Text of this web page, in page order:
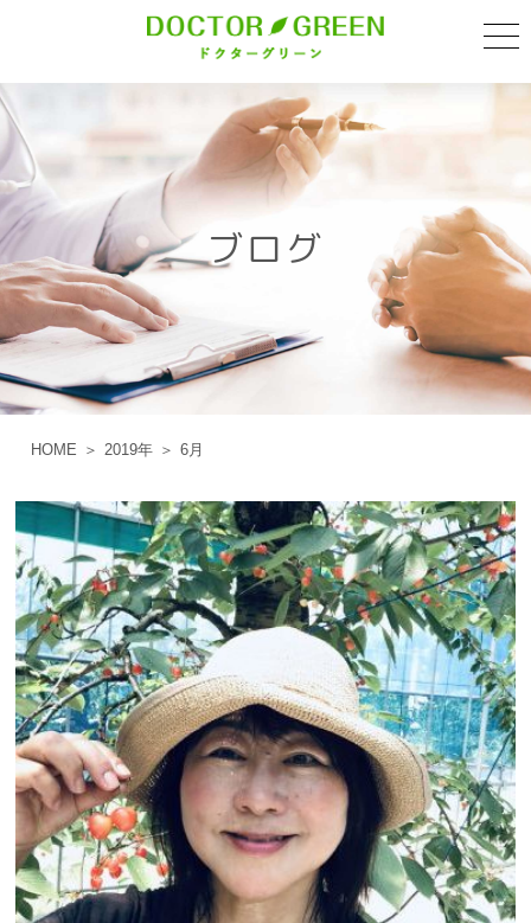
t
o
e
v
i
g
a
t
n
ブログ
HOME 2019年 6月